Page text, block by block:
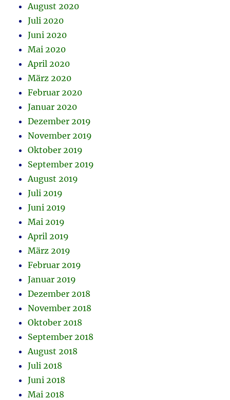
August 2020
Juli 2020
Juni 2020
Mai 2020
April 2020
März 2020
Februar 2020
Januar 2020
Dezember 2019
November 2019
Oktober 2019
September 2019
August 2019
Juli 2019
Juni 2019
Mai 2019
April 2019
März 2019
Februar 2019
Januar 2019
Dezember 2018
November 2018
Oktober 2018
September 2018
August 2018
Juli 2018
Juni 2018
Mai 2018